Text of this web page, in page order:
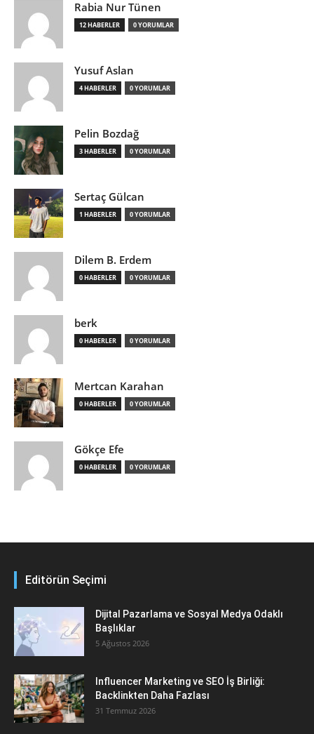
Rabia Nur Tünen
12 HABERLER 0 YORUMLAR
Yusuf Aslan
4 HABERLER 0 YORUMLAR
Pelin Bozdağ
3 HABERLER 0 YORUMLAR
Sertaç Gülcan
1 HABERLER 0 YORUMLAR
Dilem B. Erdem
0 HABERLER 0 YORUMLAR
berk
0 HABERLER 0 YORUMLAR
Mertcan Karahan
0 HABERLER 0 YORUMLAR
Gökçe Efe
0 HABERLER 0 YORUMLAR
Editörün Seçimi
Dijital Pazarlama ve Sosyal Medya Odaklı
Başlıklar
5 Ağustos 2026
Influencer Marketing ve SEO İş Birliği:
Backlinkten Daha Fazlası
31 Temmuz 2026